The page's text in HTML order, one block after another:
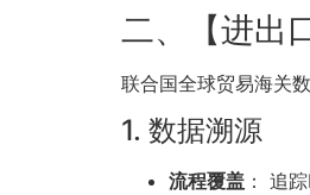
二、【进出
联合国全球贸易海关
1. 数据溯源
流程覆盖 ： 追